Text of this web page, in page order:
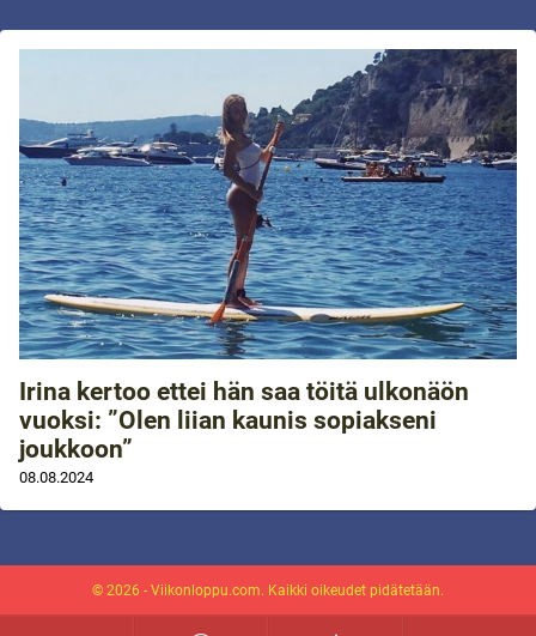
Irina kertoo ettei hän saa töitä ulkonäön
vuoksi: ”Olen liian kaunis sopiakseni
joukkoon”
08.08.2024
© 2026 - Viikonloppu.com. Kaikki oikeudet pidätetään.